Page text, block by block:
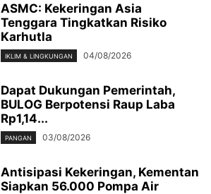
ASMC: Kekeringan Asia
Tenggara Tingkatkan Risiko
Karhutla
IKLIM & LINGKUNGAN 04/08/2026
Dapat Dukungan Pemerintah,
BULOG Berpotensi Raup Laba
Rp1,14...
PANGAN 03/08/2026
Antisipasi Kekeringan, Kementan
Siapkan 56.000 Pompa Air